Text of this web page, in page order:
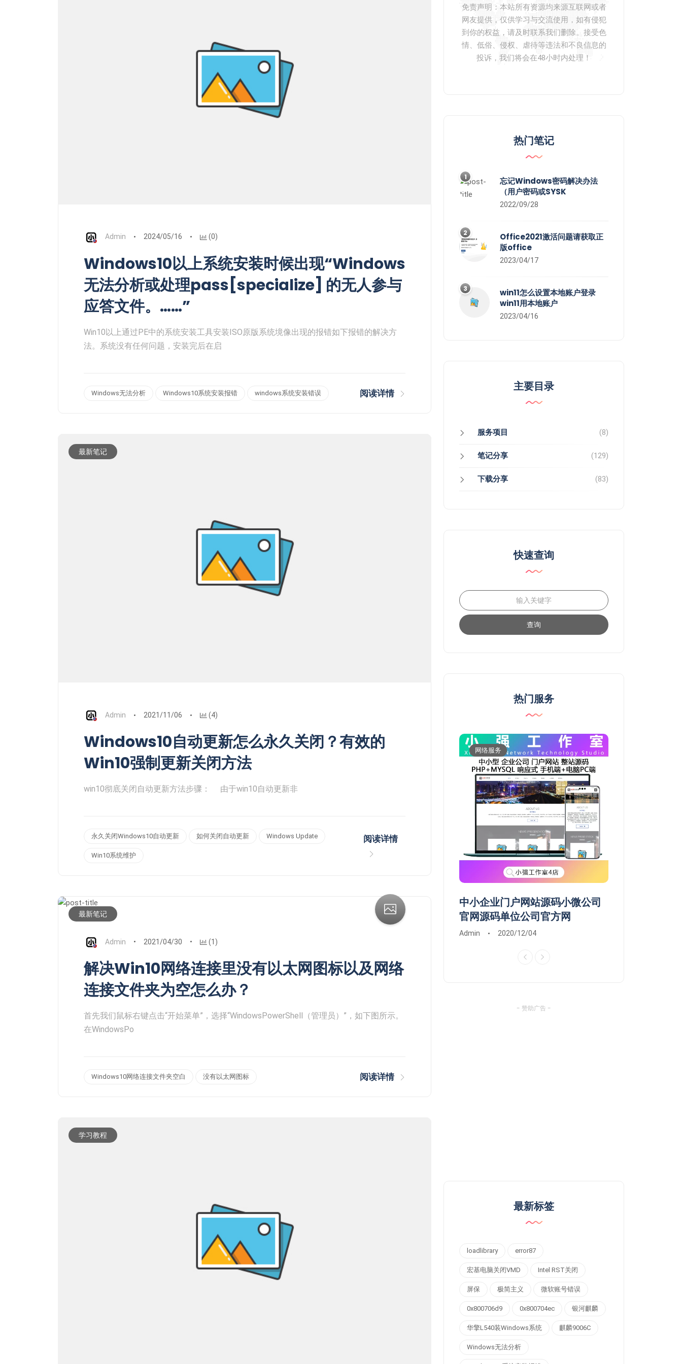
Admin 2024/05/16 (0)
Windows10以上系统安装时候出现“Windows
无法分析或处理pass[specialize] 的无人参与
应答文件。……”
Win10以上通过PE中的系统安装工具安装ISO原版系统境像出现的报错如下报错的解决方
法。系统没有任何问题，安装完后在启
Windows无法分析 Windows10系统安装报错 windows系统安装错误 阅读详情
最新笔记
Admin 2021/11/06 (4)
Windows10自动更新怎么永久关闭？有效的
Win10强制更新关闭方法
win10彻底关闭自动更新方法步骤： 由于win10自动更新非
永久关闭Windows10自动更新 如何关闭自动更新 Windows Update
Win10系统维护
阅读详情
最新笔记
Admin 2021/04/30 (1)
解决Win10网络连接里没有以太网图标以及网络
连接文件夹为空怎么办？
首先我们鼠标右键点击“开始菜单”，选择“WindowsPowerShell（管理员）”，如下图所示。
在WindowsPo
Windows10网络连接文件夹空白 没有以太网图标 阅读详情
学习教程
免责声明：本站所有资源均来源互联网或者
网友提供，仅供学习与交流使用，如有侵犯
到你的权益，请及时联系我们删除。接受色
情、低俗、侵权、虐待等违法和不良信息的
投诉，我们将会在48小时内处理！
热门笔记
1
忘记Windows密码解决办法
（用户密码或SYSK
2022/09/28
2
Office2021激活问题请获取正
版office
2023/04/17
3
win11怎么设置本地账户登录
win11用本地账户
2023/04/16
主要目录
服务项目 (8)
笔记分享 (129)
下载分享 (83)
快速查询
查询
热门服务
维修服务
台试笔记本平板电脑开机密码破
解修改重置删除修改清除
网络服务
中小企业门户网站源码小微公司
官网源码单位公司官方网
Admin 2020/12/04
- 赞助广告 -
最新标签
loadlibrary error87
宏基电脑关闭VMD Intel RST关闭
屏保 极简主义 微软账号错误
0x800706d9 0x800704ec 银河麒麟
华擎L540装Windows系统 麒麟9006C
Windows无法分析